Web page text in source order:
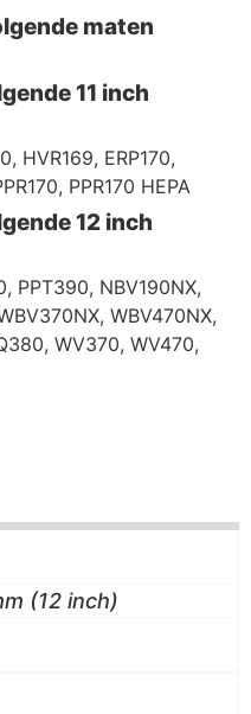
maten
11 inch
HVR169, ERP170,
PPR170 HEPA
12 inch
PPT390, NBV190NX,
WBV470NX,
WV370, WV470,
(12 inch)